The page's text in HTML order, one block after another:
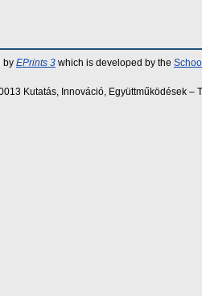
by EPrints 3 which is developed by the
Kutatás, Innováció, Együttműködések